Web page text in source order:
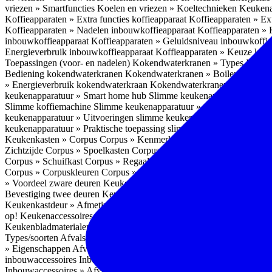
vriezen » Smartfuncties Koelen en vriezen » Koeltechnieken
Koffieapparaten » Extra functies koffieapparaat Koffieapparaten »
Koffieapparaten » Nadelen inbouwkoffieapparaat Koffieapparaten »
inbouwkoffieapparaat Koffieapparaten » Geluidsniveau
Energieverbruik inbouwkoffieapparaat Koffieapparaten » Keuze
Toepassingen (voor- en nadelen) Kokendwaterkranen » Types
Bediening kokendwaterkranen Kokendwaterkranen » Boilers
» Energieverbruik kokendwaterkraan Kokendwaterkranen »
keukenapparatuur » Smart home hub Slimme keukenapparatuur »
Slimme koffiemachine Slimme keukenapparatuur » Slimme stekker
keukenapparatuur » Uitvoeringen slimme keukenapparatuur
keukenapparatuur » Praktische toepassing slimme keukenapparatuur
Keukenkasten » Corpus Corpus » Kenmerken
Zichtzijde Corpus » Spoelkasten Corpus » Soorten keukenkasten
Corpus » Schuifkast Corpus » Regaalkast
Corpus » Corpuskleuren Corpus » Corpus in kleur
» Voordeel zware deuren Keukenkasten » Kastindeling
Bevestiging twee deuren Keukenkastdeur » Vaatwasserdeur
Keukenkastdeur » Afmetingen
op! KeukenaccessoiresKeukenaccessoires » Achterwanden
Keukenbladmaterialen als achterwand
Types/soorten Afvalsystemen » Installatie
» Eigenschappen Afvalsystemen » Inhoud
inbouwaccessoires Inbouwaccessoires » Bestek- en ladeindelingen